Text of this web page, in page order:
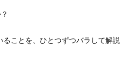
ことを、ひとつずつバラして解